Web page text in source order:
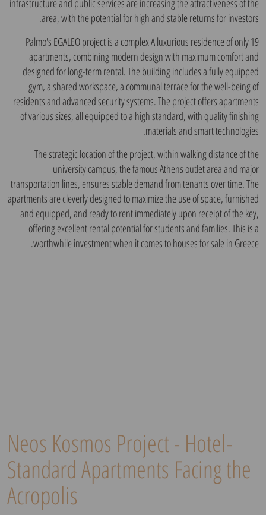
infrastructure and public services are increasing the attractiveness of the
area, with the potential for high and stable returns for investors.
Palmo's EGALEO project is a complex A luxurious residence of only 19
apartments, combining modern design with maximum comfort and
designed for long-term rental. The building includes a fully equipped
gym, a shared workspace, a communal terrace for the well-being of
residents and advanced security systems. The project offers apartments
of various sizes, all equipped to a high standard, with quality finishing
materials and smart technologies.
The strategic location of the project, within walking distance of the
university campus, the famous Athens outlet area and major
transportation lines, ensures stable demand from tenants over time. The
apartments are cleverly designed to maximize the use of space, furnished
and equipped, and ready to rent immediately upon receipt of the key,
offering excellent rental potential for students and families. This is a
worthwhile investment when it comes to houses for sale in Greece.
Neos Kosmos Project - Hotel-
Standard Apartments Facing the
Acropolis